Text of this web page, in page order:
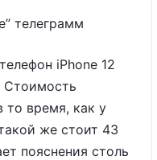
телеграмм
iPhone 12
Стоимость
то время, как у
же стоит 43
пояснения столь